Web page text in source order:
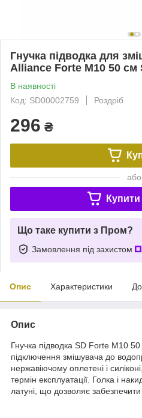
Гнучка підводка для
Alliance Forte М10 50 см
В наявності
Код: SD00002759
Роздріб
296 ₴
або
Купити
Що таке купити з Пром?
Замовлення під захистом
Опис Характеристики
Опис
Гнучка підводка SD Forte М10
підключення змішувача до
нержавіючому оплетені і
термін експлуатації. Голка і
латуні, що дозволяє забезпечити